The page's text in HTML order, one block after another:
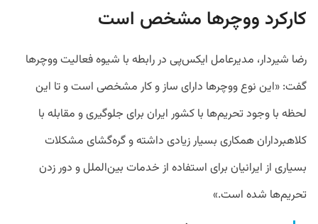
کارکرد ووچرها مشخص است
رضا شیردار، مدیرعامل ایکس‌پی در رابطه با شیوه فعالیت ووچرها
گفت: «این نوع ووچرها دارای ساز و کار مشخصی است و تا این
لحظه با وجود تحریم‌ها با کشور ایران برای جلوگیری و مقابله با
کلاهبرداران همکاری بسیار زیادی داشته و گره‌گشای مشکلات
بسیاری از ایرانیان برای استفاده از خدمات بین‌الملل و دور زدن
تحریم‌ها شده است.»